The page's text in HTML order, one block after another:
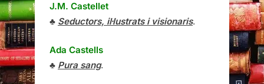
J.M. Castellet
♣ Seductors, il·lustrats i visionaris.
Ada Castells
♣ Pura sang.